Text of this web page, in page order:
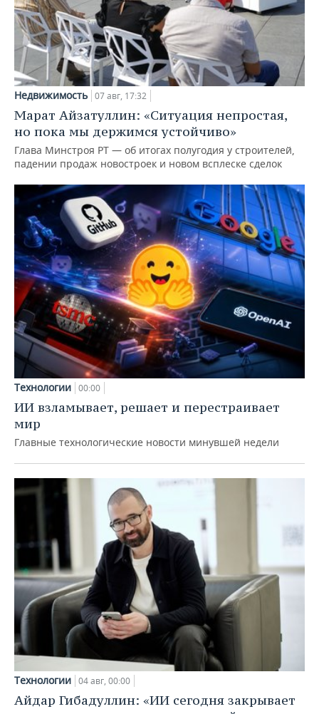
Недвижимость 07 авг, 17:32
Марат Айзатуллин: «Ситуация непростая,
но пока мы держимся устойчиво»
Глава Минстроя РТ — об итогах полугодия у строителей,
падении продаж новостроек и новом всплеске сделок
Технологии 00:00
ИИ взламывает, решает и перестраивает
мир
Главные технологические новости минувшей недели
Технологии 04 авг, 00:00
Айдар Гибадуллин: «ИИ сегодня закрывает